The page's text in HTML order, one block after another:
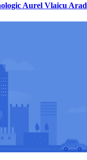
Aurel Vlaicu Arad